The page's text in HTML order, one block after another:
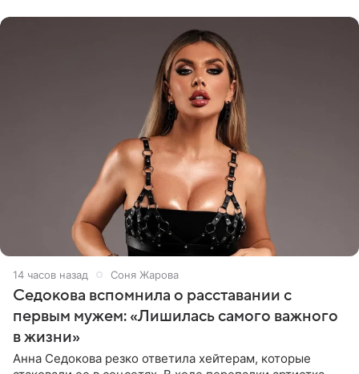
14 часов назад Соня Жарова
Седокова вспомнила о расставании с
первым мужем: «Лишилась самого важного
в жизни»
Анна Седокова резко ответила хейтерам, которые